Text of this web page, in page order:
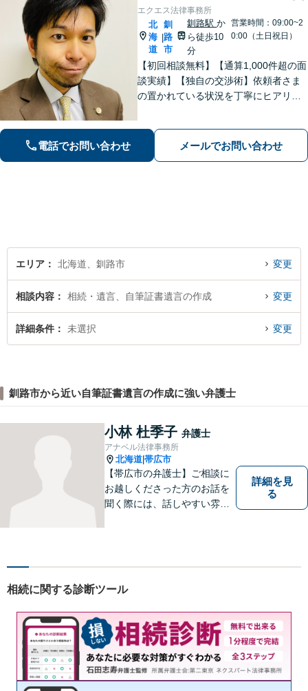
エクエス法律事務所
北
海
道
|
釧
路
市
釧路駅か
ら徒歩10
分
営業時間：09:00~2
0:00（土日祝日）
【初回相談無料】【通算1,000件超の面
談実績】【独自の交渉術】依頼者さま
の置かれている状況を丁寧にヒアリン
ら、難解な専門用語も噛み砕いて分か
りやすく説明するのが得意です。
電話でお問い合わせ メールでお問い合わせ
エリア 北海道、釧路市 変更
相談内容 相続・遺言、自筆証書遺言の作成 変更
詳細条件 未選択 変更
釧路市から近い自筆証書遺言の作成に強い弁護士
小林 杜季子 弁護士
アナベル法律事務所
北海道 帯広市
【帯広市の弁護士】ご相談に
お越しくださった方のお話を
聞く際には、話しやすい雰囲
士でありたいと考えていま
詳細を見
る
相続に関する診断ツール